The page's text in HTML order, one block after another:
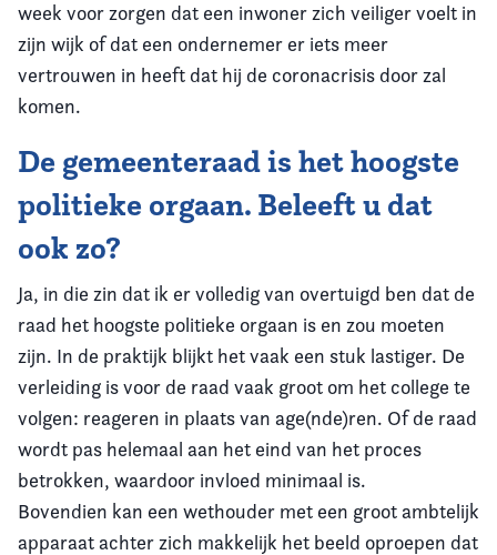
week voor zorgen dat een inwoner zich veiliger voelt in
zijn wijk of dat een ondernemer er iets meer
vertrouwen in heeft dat hij de coronacrisis door zal
komen.
De gemeenteraad is het hoogste
politieke orgaan. Beleeft u dat
ook zo?
Ja, in die zin dat ik er volledig van overtuigd ben dat de
raad het hoogste politieke orgaan is en zou moeten
zijn. In de praktijk blijkt het vaak een stuk lastiger. De
verleiding is voor de raad vaak groot om het college te
volgen: reageren in plaats van age(nde)ren. Of de raad
wordt pas helemaal aan het eind van het proces
betrokken, waardoor invloed minimaal is.
Bovendien kan een wethouder met een groot ambtelijk
apparaat achter zich makkelijk het beeld oproepen dat